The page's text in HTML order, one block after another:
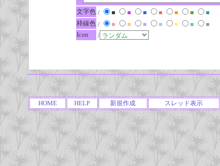
文字色 / ■ ■ ■ ■ ■ ■
■
枠線色 / ■ ■ ■ ■ ■ ■
■
Icon
/
HOME HELP 新規作成 スレッド表示